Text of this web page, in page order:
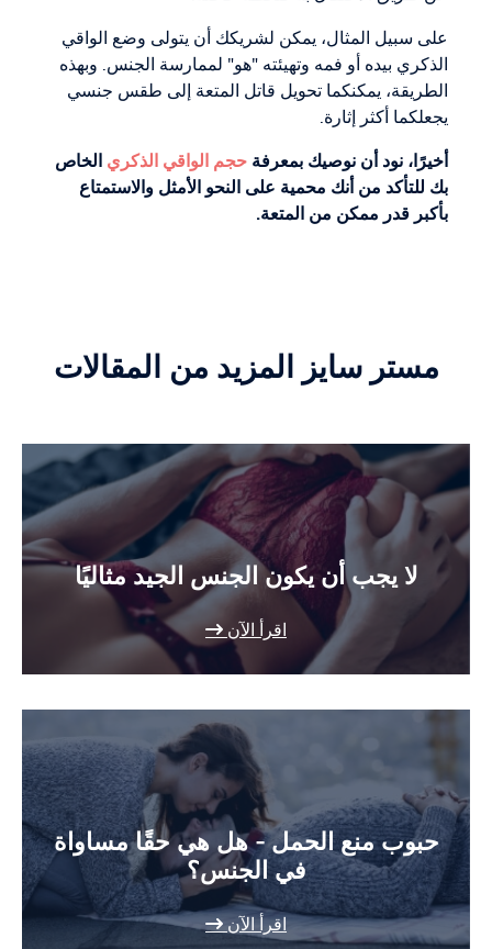
على سبيل المثال، يمكن لشريكك أن يتولى وضع الواقي
الذكري بيده أو فمه وتهيئته "هو" لممارسة الجنس. وبهذه
الطريقة، يمكنكما تحويل قاتل المتعة إلى طقس جنسي
يجعلكما أكثر إثارة.
أخيرًا، نود أن نوصيك بمعرفة حجم الواقي الذكري الخاص
بك للتأكد من أنك محمية على النحو الأمثل والاستمتاع
بأكبر قدر ممكن من المتعة.
مستر سايز المزيد من المقالات
لا يجب أن يكون الجنس الجيد مثاليًا
اقرأ الآن
حبوب منع الحمل - هل هي حقًا مساواة
في الجنس؟
اقرأ الآن